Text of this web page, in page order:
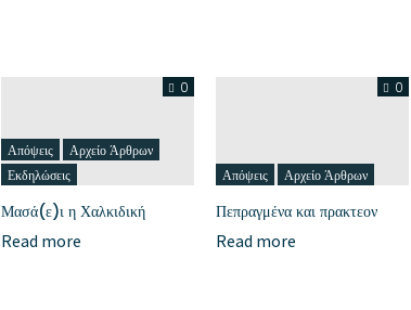
0
Απόψεις
Αρχείο Άρθρων
Εκδηλώσεις
Μασά(ε)ι η Χαλκιδική
Read more
0
Απόψεις Αρχείο Άρθρων
Πεπραγμένα και πρακτεον
Read more